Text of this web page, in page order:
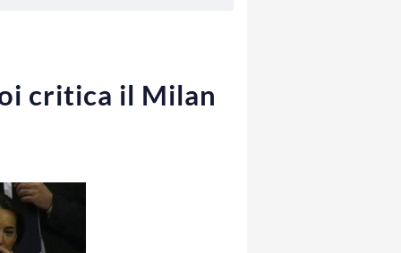
critica il Milan